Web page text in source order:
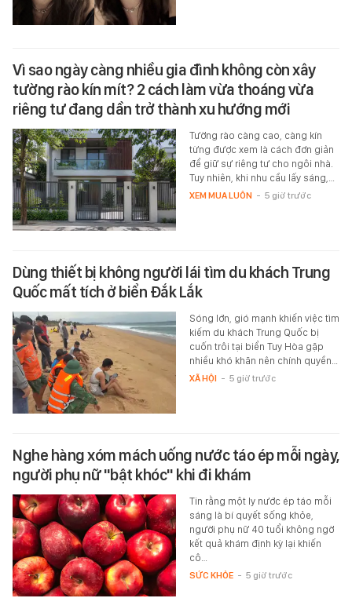
Vì sao ngày càng nhiều gia đình không còn xây
tường rào kín mít? 2 cách làm vừa thoáng vừa
riêng tư đang dần trở thành xu hướng mới
Tường rào càng cao, càng kín
từng được xem là cách đơn giản
để giữ sự riêng tư cho ngôi nhà.
Tuy nhiên, khi nhu cầu lấy sáng,…
XEM MUA LUÔN - 5 giờ trước
Dùng thiết bị không người lái tìm du khách Trung
Quốc mất tích ở biển Đắk Lắk
Sóng lớn, gió mạnh khiến việc tìm
kiếm du khách Trung Quốc bị
cuốn trôi tại biển Tuy Hòa gặp
nhiều khó khăn nên chính quyền…
XÃ HỘI - 5 giờ trước
Nghe hàng xóm mách uống nước táo ép mỗi ngày,
người phụ nữ "bật khóc" khi đi khám
Tin rằng một ly nước ép táo mỗi
sáng là bí quyết sống khỏe,
người phụ nữ 40 tuổi không ngờ
kết quả khám định kỳ lại khiến
cô…
SỨC KHỎE - 5 giờ trước